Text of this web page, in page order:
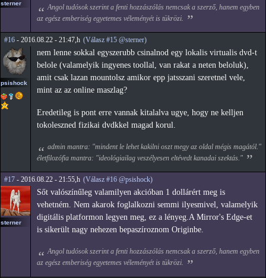
sterner
Angol tudósok szerint a fenti hozzászólás nemcsak a szerző, hanem egyben
az egész emberiség egyetemes véleményét is tükrözi.
#16 - 2016.08.22 - 21:47,h (Válasz #15 @sterner)
psishock
nem lenne sokkal egyszerubb csinalnod egy lokalis virtualis dvd-t
belole (valamelyik ingyenes toollal, van rakat a neten beloluk),
amit csak lazan mountolsz amikor epp jatsszani szeretnel vele,
mint az az online maszlag?
Eredetileg is pont erre vannak kitalalva ugye, hogy ne kelljen
tokoleszned fizikai dvdkkel magad korul.
admin mantra: "mindent le lehet kakilni oszt megy az oldal mégis magától."
életfilozófia mantra: "ideológiailag veszélyesen eltévedt kanadai szektás."
#17 - 2016.08.22 - 21:55,h (Válasz #16 @psishock)
sterner
Sőt valószínűleg valamilyen akcióban 1 dollárért meg is
vehetném. Nem akarok foglalkozni semmi ilyesmivel, valamelyik
digitális platformon legyen meg, ez a lényeg.A Mirror's Edge-et
is sikerült nagy nehezen bepaszíroznom Originbe.
Angol tudósok szerint a fenti hozzászólás nemcsak a szerző, hanem egyben
az egész emberiség egyetemes véleményét is tükrözi.